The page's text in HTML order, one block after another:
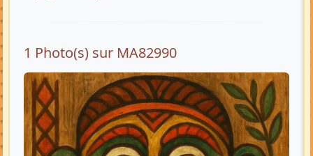
1 Photo(s) sur MA82990